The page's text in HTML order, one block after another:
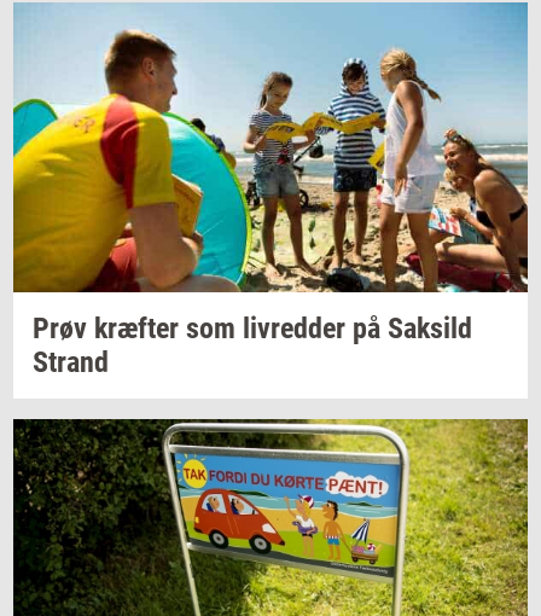
Prøv kræf­ter som liv­red­der på Sak­sild
Strand